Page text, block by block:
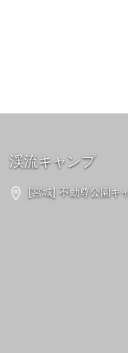
渓流キャンプ
[宮城] 不動尊公園キ